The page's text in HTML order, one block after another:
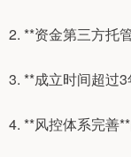
2. **资金第三方托
3. **成立时间超过
4. **风控体系完善